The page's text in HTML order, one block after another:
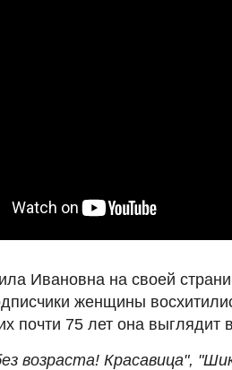
Ивановна на своей
женщины
почти 75 лет она выглядит
возраста! Красавица",